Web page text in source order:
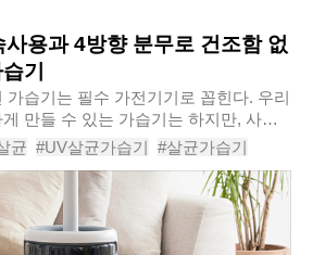
용과 4방향 분무로 건조함 없
기
가습기는 필수 가전기기로 꼽힌다. 우리
만들 수 있는 가습기는 하지만, 사용
점이 많은 기기이기도 하다. 공간에
용량인지 따져야..
균 #UV살균가습기 #살균가습기
용량가습기EM-H1600R #가습기추천
#실내용가습기추천